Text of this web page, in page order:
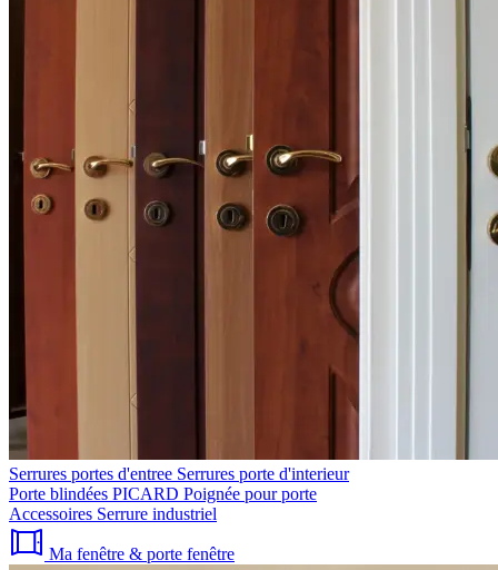
Serrures portes d'entree Serrures porte d'interieur
Porte blindées PICARD Poignée pour porte
Accessoires Serrure industriel
Ma fenêtre & porte fenêtre